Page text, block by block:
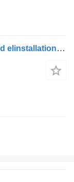
Bilsby Lagercontainer Bilsby 8 fod med elinstallation og reolsystem